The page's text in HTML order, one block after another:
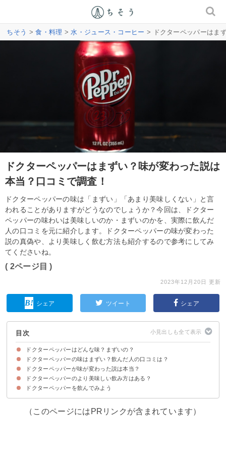
ちそう >食・料理 >水・ジュース・コーヒー > ドクターペッパーはま
ドクターペッパーはまずい？味が変わった説は
本当？口コミで調査！
ドクターペッパーの味は「まずい」「あまり美味しくない」と言
われることがありますがどうなのでしょうか？今回は、ドクター
ペッパーの味わいは美味しいのか・まずいのかを、実際に飲んだ
人の口コミを元に紹介します。ドクターペッパーの味が変わった
説の真偽や、より美味しく飲む方法も紹介するので参考にしてみ
てくださいね。
( 2ページ目 )
2023年12月20日 更新
シェア ツイート シェア
目次
ドクターペッパーはどんな味？まずいの？
ドクターペッパーの味わい・匂いの特徴
ドクターペッパーの味はまずい？飲んだ人の口コミは？
ドクターペッパーをまずいと感じる人の口コミ
ドクターペッパーを美味しいと感じる人の口コミ
ドクターペッパーが味が変わった説は本当？
ドクターペッパーのより美味しい飲み方はある？
①ホットドクターペッパー
②ドクターペッパーの焼酎割り
ドクターペッパーを飲んでみよう
（このページにはPRリンクが含まれています）